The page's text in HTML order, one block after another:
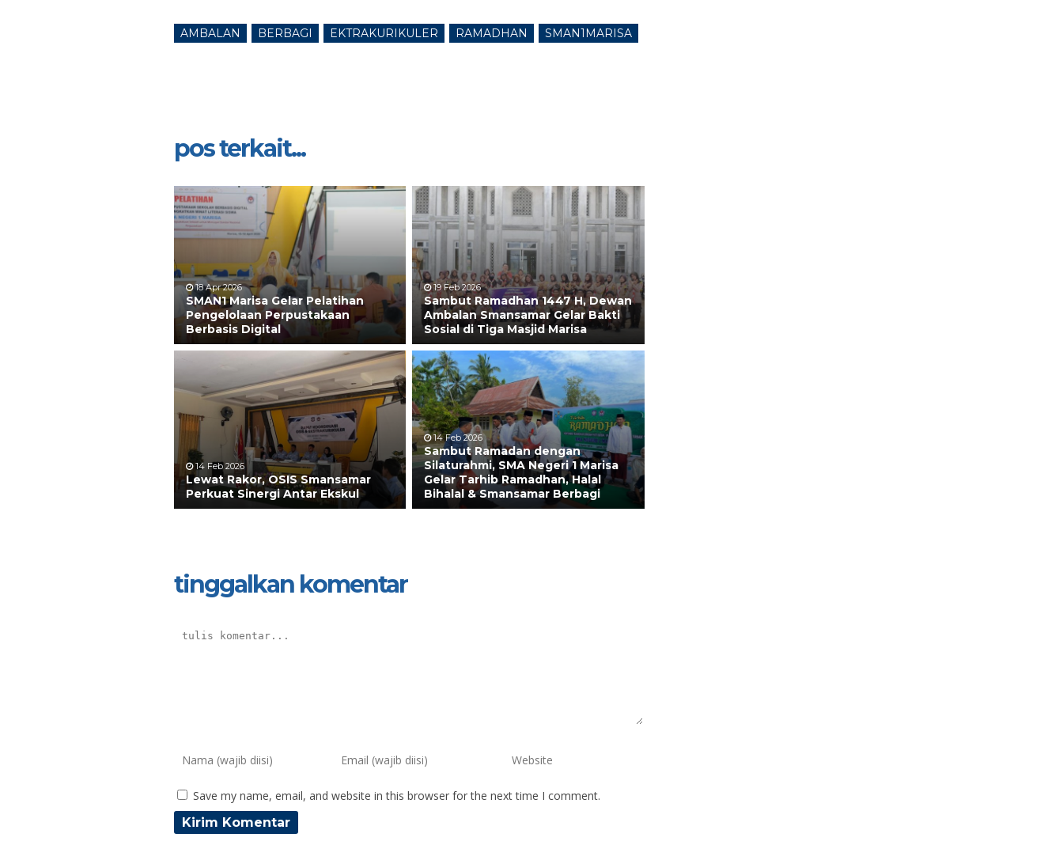
AMBALAN BERBAGI EKTRAKURIKULER RAMADHAN SMAN1MARISA
pos terkait...
18 Apr 2026
SMAN1 Marisa Gelar Pelatihan
Pengelolaan Perpustakaan
Berbasis Digital
19 Feb 2026
Sambut Ramadhan 1447 H, Dewan
Ambalan Smansamar Gelar Bakti
Sosial di Tiga Masjid Marisa
14 Feb 2026
Lewat Rakor, OSIS Smansamar
Perkuat Sinergi Antar Ekskul
14 Feb 2026
Sambut Ramadan dengan
Silaturahmi, SMA Negeri 1 Marisa
Gelar Tarhib Ramadhan, Halal
Bihalal & Smansamar Berbagi
tinggalkan komentar
Save my name, email, and website in this browser for the next time I comment.